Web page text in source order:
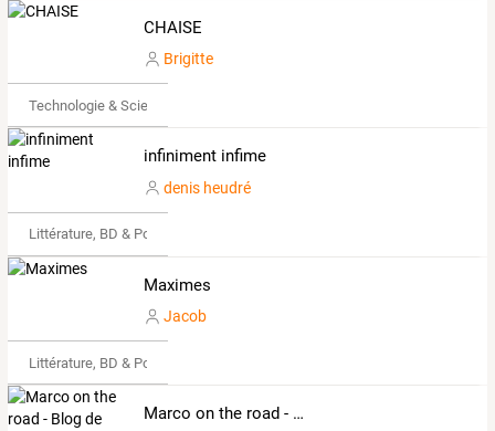
CHAISE
Brigitte
Technologie & Science
infiniment infime
denis heudré
Littérature, BD & Poésie
Maximes
Jacob
Littérature, BD & Poésie
Marco on the road - Blog de Marco Rugo